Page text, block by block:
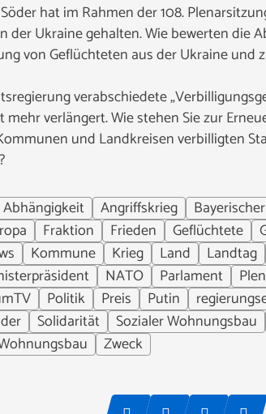
hat im Rahmen der 108.
der Ukraine gehalten. Wie bewerten die
von Geflüchteten aus der Ukraine und
verabschiedete
verlängert. Wie stehen Sie zur
und Landkreisen verbilligten
Abhängigkeit Angriffskrieg
Fraktion Frieden Geflüchtete
Kommune Krieg Land Landtag
NATO Parlament
Politik Preis Putin
Solidarität Sozialer Wohnungsbau
Zweck